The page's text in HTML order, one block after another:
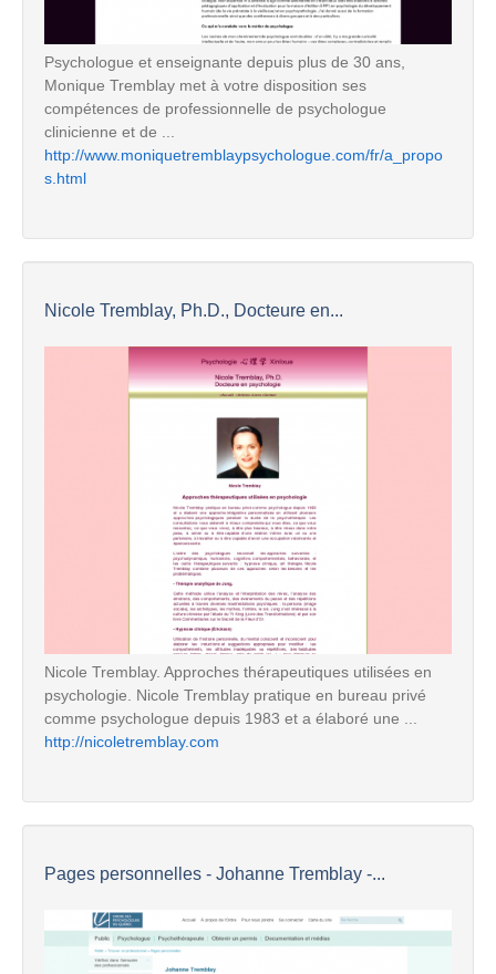
Psychologue et enseignante depuis plus de 30 ans,
Monique Tremblay met à votre disposition ses
compétences de professionnelle de psychologue
clinicienne et de ...
http://www.moniquetremblaypsychologue.com/fr/a_propo
s.html
Nicole Tremblay, Ph.D., Docteure en...
Nicole Tremblay. Approches thérapeutiques utilisées en
psychologie. Nicole Tremblay pratique en bureau privé
comme psychologue depuis 1983 et a élaboré une ...
http://nicoletremblay.com
Pages personnelles - Johanne Tremblay -...